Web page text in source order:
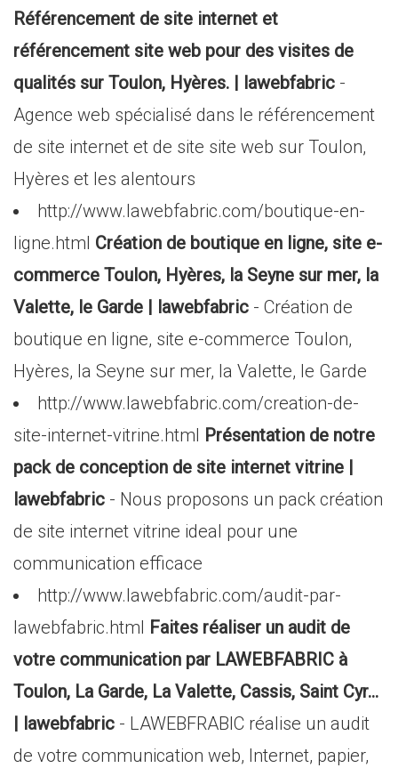
Référencement de site internet et
référencement site web pour des visites de
qualités sur Toulon, Hyères. | lawebfabric -
Agence web spécialisé dans le référencement
de site internet et de site site web sur Toulon,
Hyères et les alentours
http://www.lawebfabric.com/boutique-en-
ligne.html Création de boutique en ligne, site e-
commerce Toulon, Hyères, la Seyne sur mer, la
Valette, le Garde | lawebfabric - Création de
boutique en ligne, site e-commerce Toulon,
Hyères, la Seyne sur mer, la Valette, le Garde
http://www.lawebfabric.com/creation-de-
site-internet-vitrine.html Présentation de notre
pack de conception de site internet vitrine |
lawebfabric - Nous proposons un pack création
de site internet vitrine ideal pour une
communication efficace
http://www.lawebfabric.com/audit-par-
lawebfabric.html Faites réaliser un audit de
votre communication par LAWEBFABRIC à
Toulon, La Garde, La Valette, Cassis, Saint Cyr...
| lawebfabric - LAWEBFRABIC réalise un audit
de votre communication web, Internet, papier,